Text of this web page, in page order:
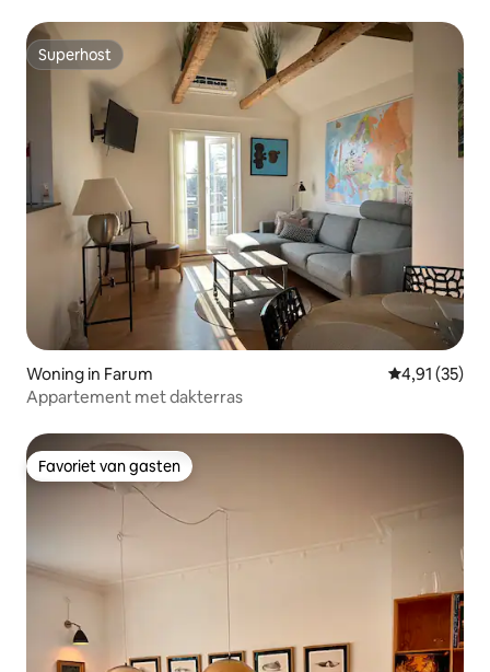
Superhost
Superhost
Woning in Farum Gemiddelde
4,91 (35)
Appartement met dakterras
Favoriet van gasten
Favoriet van gasten